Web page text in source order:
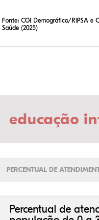
Fonte: CGI Demográfico/RIPSA e
Saúde (2025)
educação
PERCENTUAL DE
Percentual de